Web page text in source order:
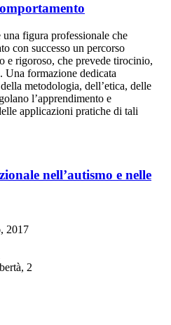
figura professionale che
con successo un percorso
e rigoroso, che prevede tirocinio,
Una formazione dedicata
metodologia, dell’etica, delle
l’apprendimento e
applicazioni pratiche di tali
nell’autismo e nelle
2017
2